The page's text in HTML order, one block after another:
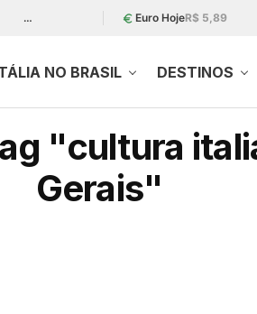
… Euro HojeR$ 5,89
NO BRASIL DESTINOS
"cultura
Gerais"